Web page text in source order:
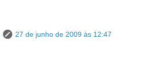
27 de junho de 2009 às 12:47